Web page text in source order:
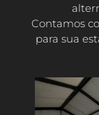
Contamos
para sua